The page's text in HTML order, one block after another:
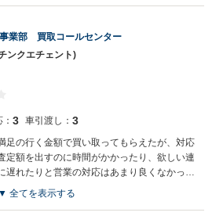
式会社ネクステージでございます。 この
ただきまして誠にありがとうございまし
となっております。輸入車の他にもミニ
できれば幸いでございます。 今後と
。
業部 買取コールセンター
ンクエチェント)
3 車引渡し： 3
足の行く金額で買い取ってもらえたが、対応
定額を出すのに時間がかかったり、欲しい連
遅れたりと営業の対応はあまり良くなかっ
▼ 全てを表示する